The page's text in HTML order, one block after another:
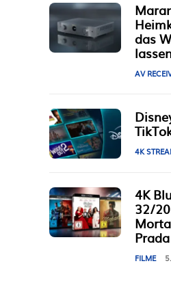
das
AV
4K
4K
32/
FILME